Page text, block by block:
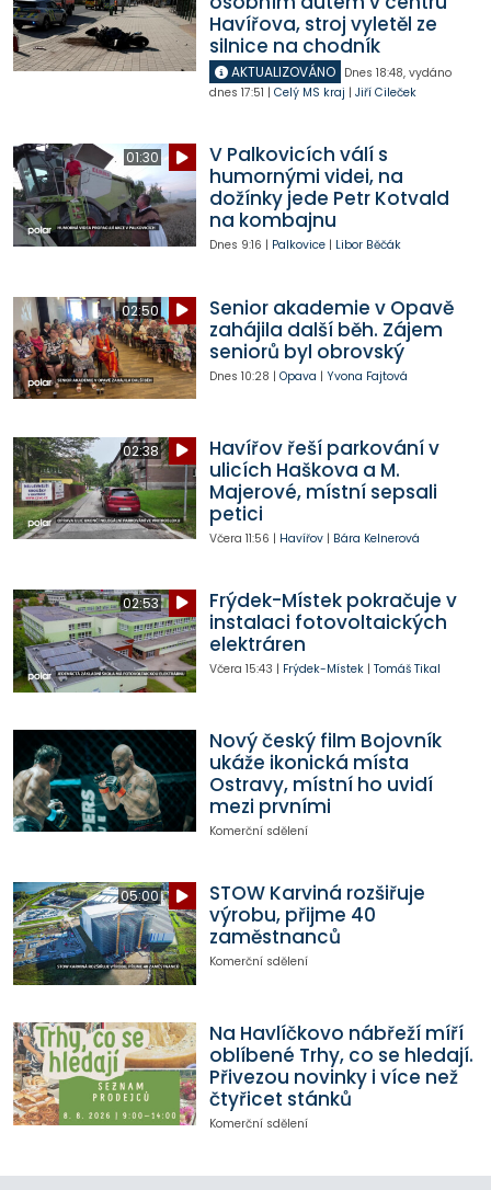
Havířova, stroj vyletěl ze
silnice na chodník
AKTUALIZOVÁNO Dnes 18:48, vydáno
dnes 17:51 | Celý MS kraj | Jiří Cileček
01:30
V Palkovicích válí s
humornými videi, na
dožínky jede Petr Kotvald
na kombajnu
Dnes 9:16 | Palkovice| Libor Běčák
02:50
Senior akademie v Opavě
zahájila další běh. Zájem
seniorů byl obrovský
Dnes 10:28 | Opava | Yvona Fajtová
02:38
Havířov řeší parkování v
ulicích Haškova a M.
Majerové, místní sepsali
petici
Včera 11:56 | Havířov| Bára Kelnerová
02:53
Frýdek-Místek pokračuje v
instalaci fotovoltaických
elektráren
Včera 15:43 | Frýdek-Místek| Tomáš Tikal
Nový český film Bojovník
ukáže ikonická místa
Ostravy, místní ho uvidí
mezi prvními
Komerční sdělení
05:00
STOW Karviná rozšiřuje
výrobu, přijme 40
zaměstnanců
Komerční sdělení
Na Havlíčkovo nábřeží míří
oblíbené Trhy, co se hledají.
Přivezou novinky i více než
čtyřicet stánků
Komerční sdělení